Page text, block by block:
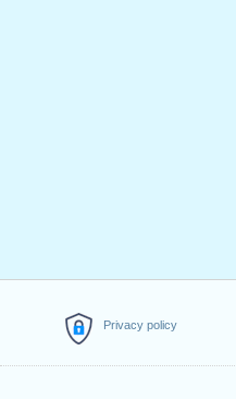
Privacy policy